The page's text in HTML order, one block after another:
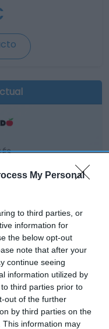
My Personal
to third parties, or
information for
the below opt-out
note that after your
continue seeing
information utilized by
third parties prior to
out of the further
by third parties on the
This information may